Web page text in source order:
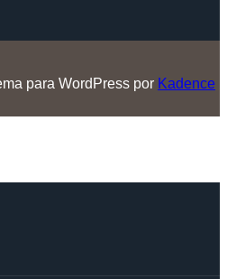
para WordPress por Kadence